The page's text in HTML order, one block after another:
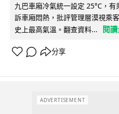
九巴車廂冷氣統一設定 25°C，
訴車廂悶熱，批評管理層漠視乘
史上最高氣溫。翻查資料...
閱
分享
ADVERTISEMENT